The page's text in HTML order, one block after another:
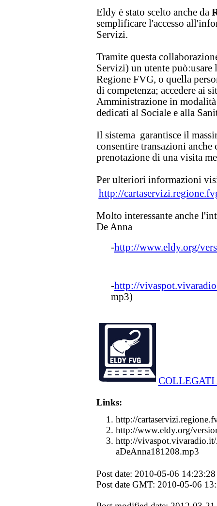
Eldy è stato scelto anche da
semplificare l'accesso
Servizi.
Tramite questa
Servizi) un utente
Regione FVG, o quella
di competenza; accedere ai
Amministrazione in
dedicati al Sociale e alla
Il sistema garantisce il
consentire transazioni anche
prenotazione di una visita
Per ulteriori informazioni
http://
Molto interessante anche
De Anna
-http://www.eldy.org/
-http://
mp3)
Links:
http://
http://www.eldy.org/
http://
aDeAnna181208.mp3
Post date: 2010-05-06 14:23:28
Post date GMT: 2010-05-06